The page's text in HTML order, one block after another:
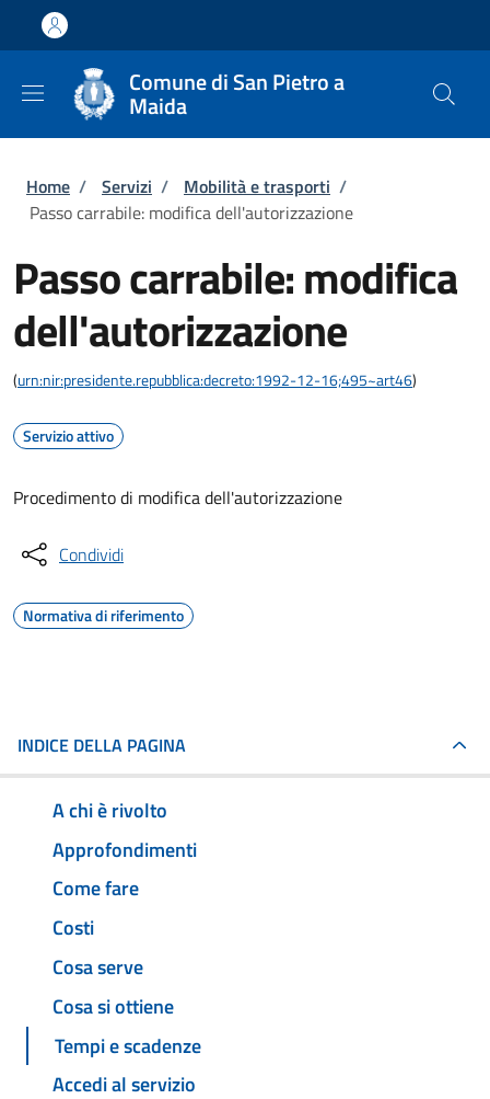
Salta al contenuto principale
Skip to footer content
Comune di San Pietro a
Maida
Briciole di pane
Home / Servizi / Mobilità e trasporti /
Passo carrabile: modifica dell'autorizzazione
Passo carrabile: modifica
dell'autorizzazione
(urn:nir:presidente.repubblica:decreto:1992-12-16;495~art46)
Servizio attivo
Procedimento di modifica dell'autorizzazione
Condividi
Normativa di riferimento
INDICE DELLA PAGINA
A chi è rivolto
Approfondimenti
Come fare
Costi
Cosa serve
Cosa si ottiene
Tempi e scadenze
Accedi al servizio